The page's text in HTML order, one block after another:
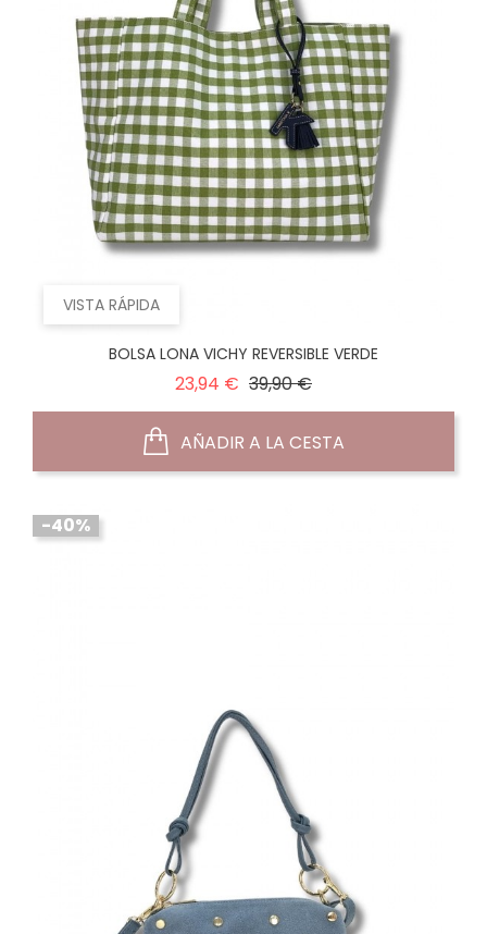
VISTA RÁPIDA
BOLSA LONA VICHY REVERSIBLE VERDE
23,94 € Precio
39,90 €Precio
AÑADIR A LA CESTA
-40%